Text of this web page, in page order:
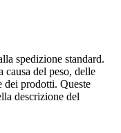
spedizione standard.
causa del peso, delle
dei prodotti. Queste
descrizione del